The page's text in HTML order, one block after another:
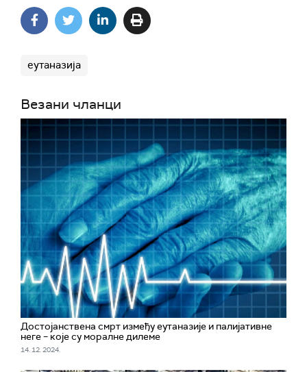
еутаназија
Везани чланци
Достојанствена смрт између еутаназије и палијативне
неге – које су моралне дилеме
14. 12. 2024.